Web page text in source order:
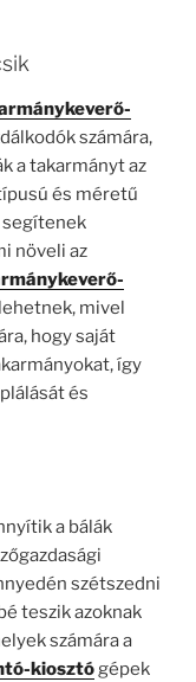
számára,
a takarmányt az
és méretű
segítenek
növeli az
mivel
hogy saját
így
és
a bálák
szétszedni
teszik azoknak
számára a
kiosztógépek